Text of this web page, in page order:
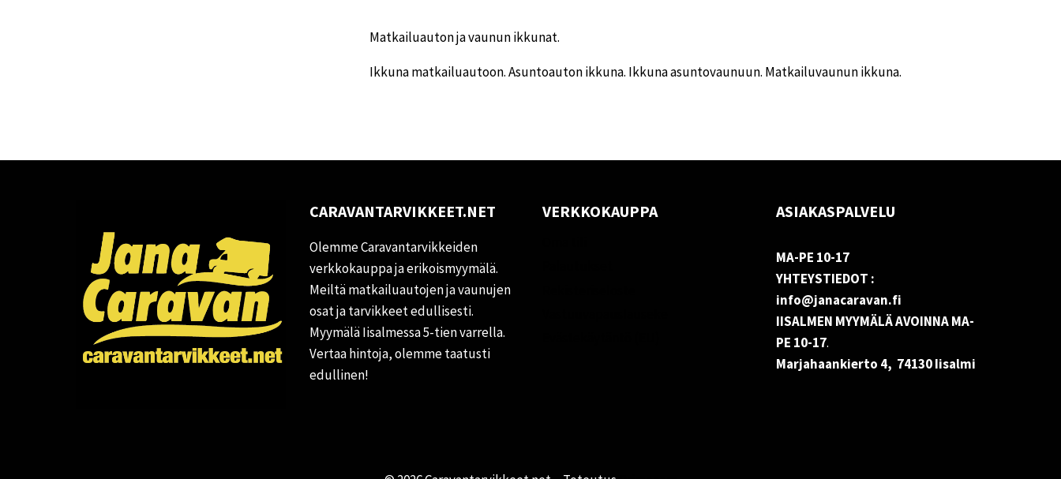
Matkailuauton ja vaunun ikkunat.
Ikkuna matkailuautoon. Asuntoauton ikkuna. Ikkuna asuntovaunuun. Matkailuvaunun ikkuna.
CARAVANTARVIKKEET.NET
Olemme Caravantarvikkeiden
verkkokauppa ja erikoismyymälä.
Meiltä matkailuautojen ja vaunujen
osat ja tarvikkeet edullisesti.
Myymälä Iisalmessa 5-tien varrella.
Vertaa hintoja, olemme taatusti
edullinen!
VERKKOKAUPPA ASIAKASPALVELU
MA-PE 10-17
YHTEYSTIEDOT :
info@janacaravan.fi
IISALMEN MYYMÄLÄ AVOINNA MA-
PE 10-17.
Marjahaankierto 4, 74130 Iisalmi